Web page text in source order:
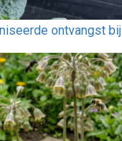
ontvangst bij